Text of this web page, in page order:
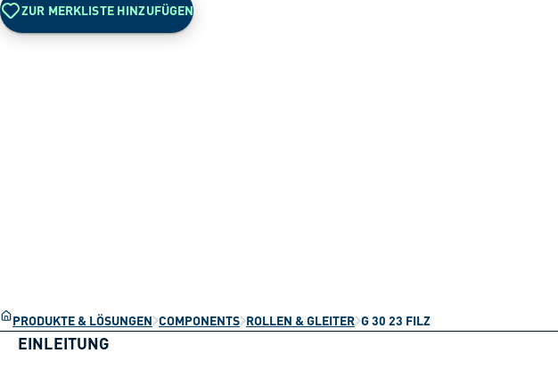
ZUR MERKLISTE HINZUFÜGEN
PRODUKTE & LÖSUNGEN COMPONENTS ROLLEN & GLEITER G 30 23 FILZ
EINLEITUNG